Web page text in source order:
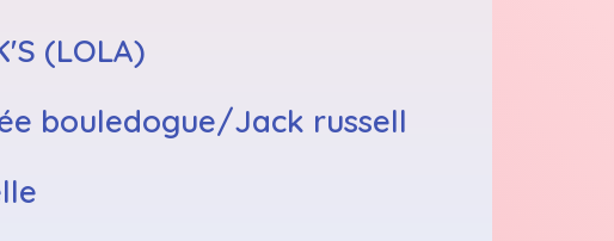
(LOLA)
bouledogue/Jack russell